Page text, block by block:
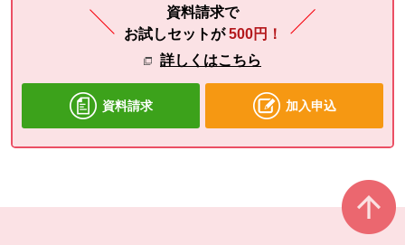
資料請求で
お試しセットが500円！
詳しくはこちら
資料請求 加入申込